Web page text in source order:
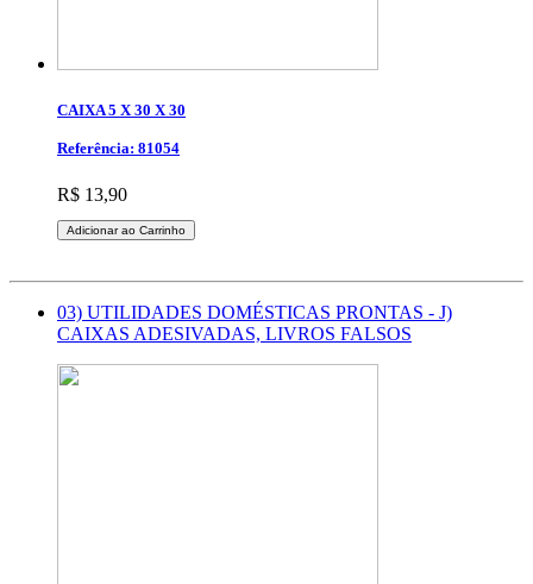
CAIXA 5 X 30 X 30
Referência: 81054
R$ 13,90
Adicionar ao Carrinho
03) UTILIDADES DOMÉSTICAS PRONTAS - J)
CAIXAS ADESIVADAS, LIVROS FALSOS